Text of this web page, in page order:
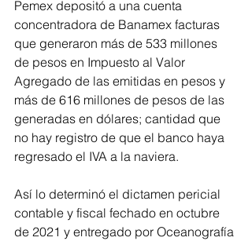
Pemex depositó a una cuenta
concentradora de Banamex facturas
que generaron más de 533 millones
de pesos en Impuesto al Valor
Agregado de las emitidas en pesos y
más de 616 millones de pesos de las
generadas en dólares; cantidad que
no hay registro de que el banco haya
regresado el IVA a la naviera.
Así lo determinó el dictamen pericial
contable y fiscal fechado en octubre
de 2021 y entregado por Oceanografía